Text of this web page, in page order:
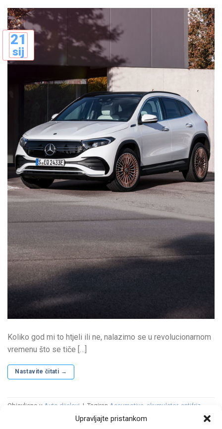
Upravljajte pristankom
21
sij
Koliko god mi to htjeli ili ne, nalazimo se u revolucionarnom
vremenu što se tiče […]
Nastavite čitati →
Objavljeno u Auto dijelovi | Tagiran Accumotive akumulator, antifriz
električni,EQA,EQB ,EQC,EQE,EQS